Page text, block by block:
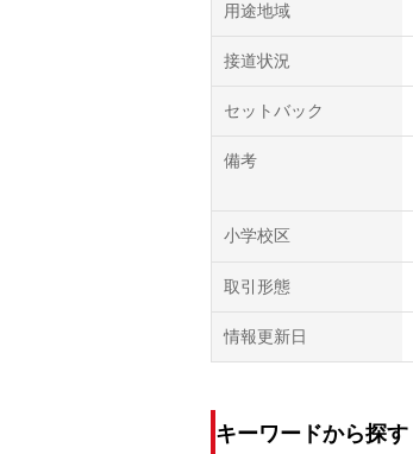
用途地域
接道状況
セットバック
備考
小学校区
取引形態
情報更新日
キーワードから探す